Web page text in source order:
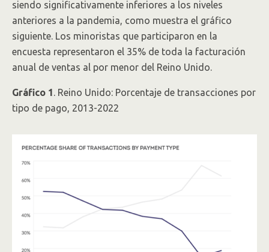
siendo significativamente inferiores a los niveles
anteriores a la pandemia, como muestra el gráfico
siguiente. Los minoristas que participaron en la
encuesta representaron el 35% de toda la facturación
anual de ventas al por menor del Reino Unido.
Gráfico 1. Reino Unido: Porcentaje de transacciones por
tipo de pago, 2013-2022